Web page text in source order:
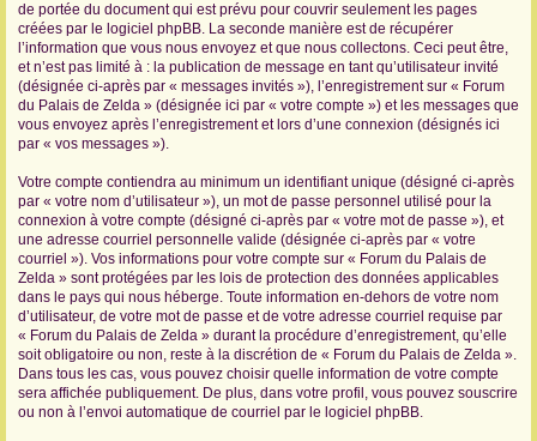
de portée du document qui est prévu pour couvrir seulement les pages
créées par le logiciel phpBB. La seconde manière est de récupérer
l’information que vous nous envoyez et que nous collectons. Ceci peut être,
et n’est pas limité à : la publication de message en tant qu’utilisateur invité
(désignée ci-après par « messages invités »), l’enregistrement sur « Forum
du Palais de Zelda » (désignée ici par « votre compte ») et les messages que
vous envoyez après l’enregistrement et lors d’une connexion (désignés ici
par « vos messages »).
Votre compte contiendra au minimum un identifiant unique (désigné ci-après
par « votre nom d’utilisateur »), un mot de passe personnel utilisé pour la
connexion à votre compte (désigné ci-après par « votre mot de passe »), et
une adresse courriel personnelle valide (désignée ci-après par « votre
courriel »). Vos informations pour votre compte sur « Forum du Palais de
Zelda » sont protégées par les lois de protection des données applicables
dans le pays qui nous héberge. Toute information en-dehors de votre nom
d’utilisateur, de votre mot de passe et de votre adresse courriel requise par
« Forum du Palais de Zelda » durant la procédure d’enregistrement, qu’elle
soit obligatoire ou non, reste à la discrétion de « Forum du Palais de Zelda ».
Dans tous les cas, vous pouvez choisir quelle information de votre compte
sera affichée publiquement. De plus, dans votre profil, vous pouvez souscrire
ou non à l’envoi automatique de courriel par le logiciel phpBB.